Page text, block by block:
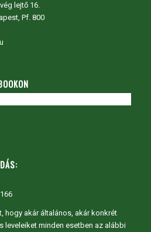
lejtő 16.
Pf. 800
hogy akár általános, akár konkrét
leveleiket minden esetben az alábbi